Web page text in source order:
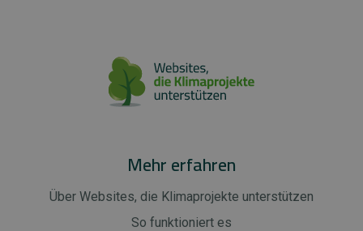
Mehr erfahren
Über Websites, die Klimaprojekte unterstützen
So funktioniert es